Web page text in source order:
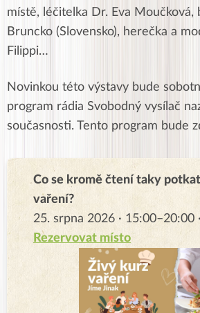
místě, léčitelka Dr. Eva
Bruncko (Slovensko), herečka a
Filippi…
Novinkou této výstavy bude
program rádia Svobodný vysílač
současnosti. Tento program bude
Co se kromě čtení taky
vaření?
25. srpna 2026 · 15:00–20:00
Rezervovat místo